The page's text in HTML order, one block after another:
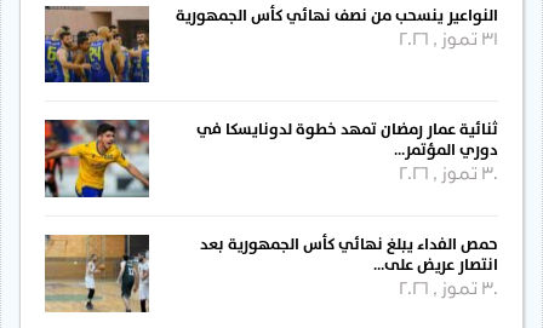
النواعير ينسحب من نصف نهائي كأس الجمهورية
31 تموز , 2026
ثنائية عمار رمضان تمهد خطوة لدونايسكا في
دوري المؤتمر…
30 تموز , 2026
حمص الفداء يبلغ نهائي كأس الجمهورية بعد
انتصار عريض على…
30 تموز , 2026